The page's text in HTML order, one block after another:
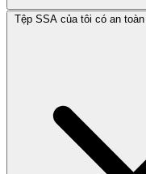
Tệp SSA của tôi có an